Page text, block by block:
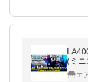
(ミニ
CP-エ